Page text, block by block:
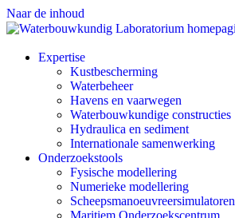
Naar de inhoud
Expertise
Kustbescherming
Waterbeheer
Havens en vaarwegen
Waterbouwkundige constructies
Hydraulica en sediment
Internationale samenwerking
Onderzoekstools
Fysische modellering
Numerieke modellering
Scheepsmanoeuvreersimulatoren
Maritiem Onderzoekscentrum